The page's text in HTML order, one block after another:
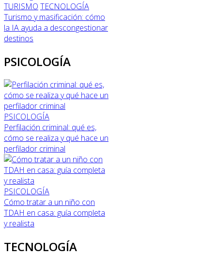
TURISMO TECNOLOGÍA
Turismo y masificación: cómo
la IA ayuda a descongestionar
destinos
PSICOLOGÍA
PSICOLOGÍA
Perfilación criminal: qué es,
cómo se realiza y qué hace un
perfilador criminal
PSICOLOGÍA
Cómo tratar a un niño con
TDAH en casa: guía completa
y realista
TECNOLOGÍA